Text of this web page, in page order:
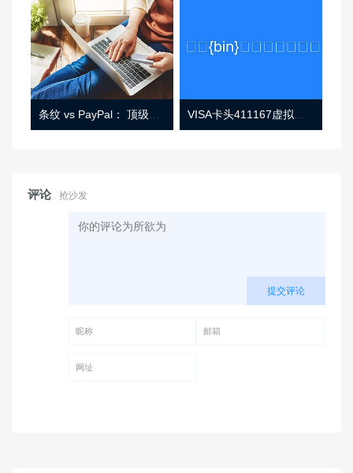
条纹 vs PayPal： 顶级功能， 定价 （和更多！ VISA卡头411167虚拟卡基础信息
评论 抢沙发
提交评论